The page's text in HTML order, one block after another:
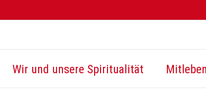
Wir und unsere Spiritualität